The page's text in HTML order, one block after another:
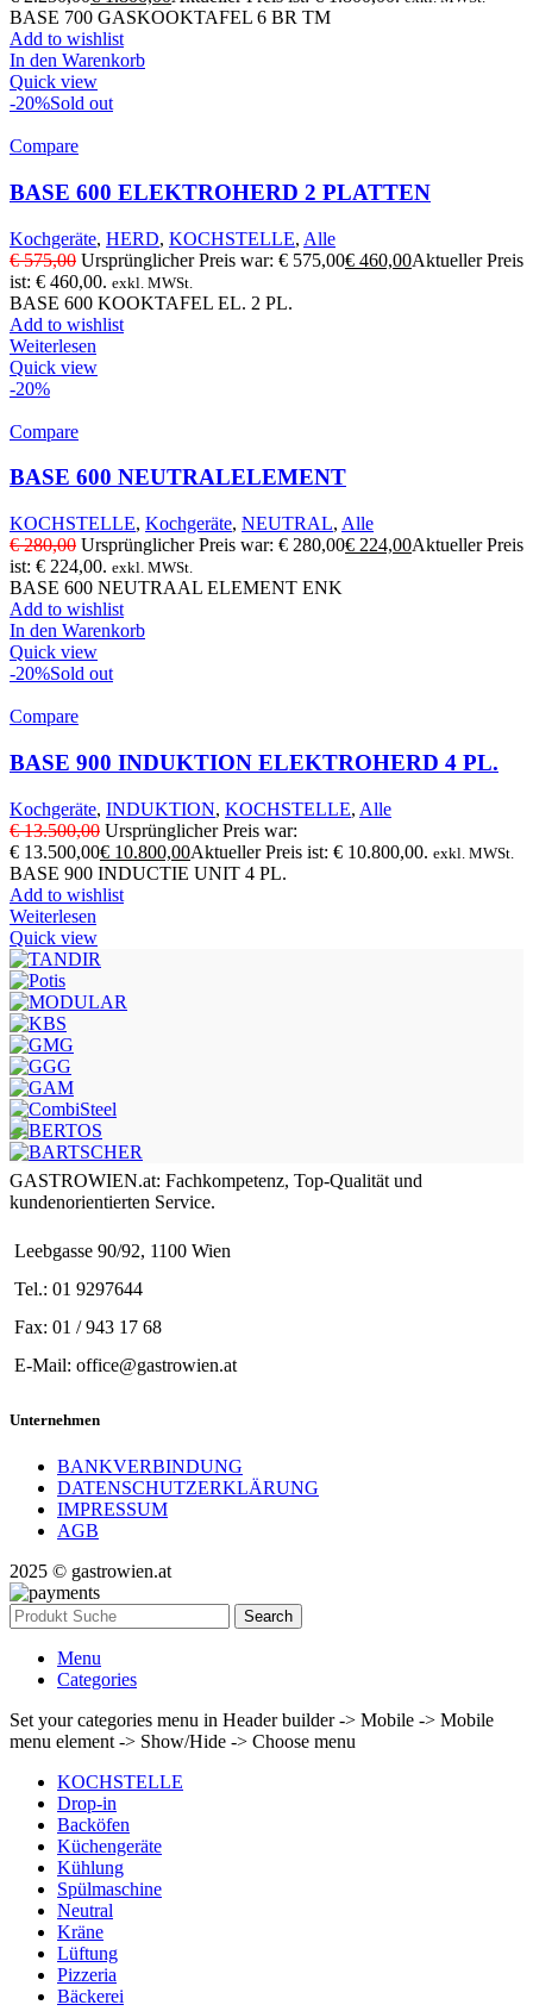
BASE 700 GASKOOKTAFEL 6 BR TM
Add to wishlist
In den Warenkorb
Quick view
-20%Sold out
Compare
BASE 600 ELEKTROHERD 2 PLATTEN
Kochgeräte, HERD, KOCHSTELLE, Alle
€575,00 Ursprünglicher Preis war: € 575,00€ 460,00Aktueller Preis
ist: € 460,00. exkl. MWSt.
BASE 600 KOOKTAFEL EL. 2 PL.
Add to wishlist
Weiterlesen
Quick view
-20%
Compare
BASE 600 NEUTRALELEMENT
KOCHSTELLE, Kochgeräte, NEUTRAL, Alle
€280,00 Ursprünglicher Preis war: € 280,00€ 224,00Aktueller Preis
ist: € 224,00. exkl. MWSt.
BASE 600 NEUTRAAL ELEMENT ENK
Add to wishlist
In den Warenkorb
Quick view
-20%Sold out
Compare
BASE 900 INDUKTION ELEKTROHERD 4 PL.
Kochgeräte, INDUKTION, KOCHSTELLE, Alle
€13.500,00 Ursprünglicher Preis war:
€ 13.500,00€ 10.800,00Aktueller Preis ist: € 10.800,00. exkl. MWSt.
BASE 900 INDUCTIE UNIT 4 PL.
Add to wishlist
Weiterlesen
Quick view
GASTROWIEN.at: Fachkompetenz, Top-Qualität und
kundenorientierten Service.
Leebgasse 90/92, 1100 Wien
Tel.: 01 9297644
Fax: 01 / 943 17 68
E-Mail: office@gastrowien.at
Unternehmen
BANKVERBINDUNG
DATENSCHUTZERKLÄRUNG
IMPRESSUM
AGB
2025 © gastrowien.at
Search
Menu
Categories
Set your categories menu in Header builder -> Mobile -> Mobile
menu element -> Show/Hide -> Choose menu
KOCHSTELLE
Drop-in
Backöfen
Küchengeräte
Kühlung
Spülmaschine
Neutral
Kräne
Lüftung
Pizzeria
Bäckerei